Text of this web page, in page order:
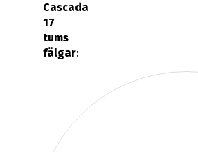
Cascada
17
tums
fälgar: